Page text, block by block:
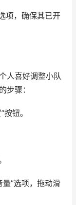
项，确保其已开
人喜好调整小队
步骤：
钮。
”选项，拖动滑